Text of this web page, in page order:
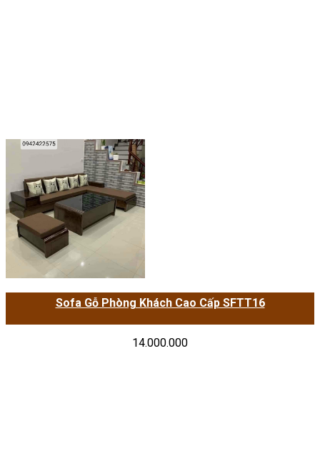
Sofa Gỗ Phòng Khách Cao Cấp SFTT16
14.000.000